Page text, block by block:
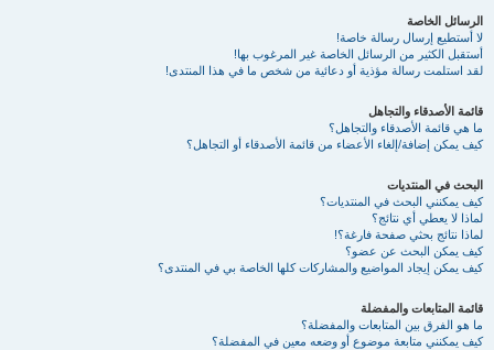
الرسائل الخاصة
لا أستطيع إرسال رسالة خاصة!
أستقبل الكثير من الرسائل الخاصة غير المرغوب بها!
لقد استلمت رسالة مؤذية أو دعائية من شخص ما في هذا المنتدى!
قائمة الأصدقاء والتجاهل
ما هي قائمة الأصدقاء والتجاهل؟
كيف يمكن إضافة/إلغاء الأعضاء من قائمة الأصدقاء أو التجاهل؟
البحث في المنتديات
كيف يمكنني البحث في المنتديات؟
لماذا لا يعطي أي نتائج؟
لماذا نتائج بحثي صفحة فارغة؟!
كيف يمكن البحث عن عضو؟
كيف يمكن إيجاد المواضيع والمشاركات كلها الخاصة بي في المنتدى؟
قائمة المتابعات والمفضلة
ما هو الفرق بين المتابعات والمفضلة؟
كيف يمكنني متابعة موضوع أو وضعه معين في المفضلة؟